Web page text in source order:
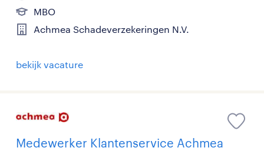
MBO
Achmea Schadeverzekeringen N.V.
bekijk vacature
Medewerker Klantenservice Achmea